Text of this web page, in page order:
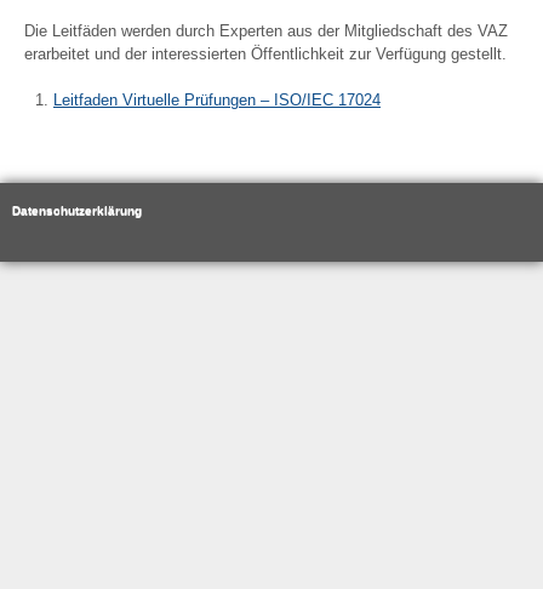
Die Leitfäden werden durch Experten aus der Mitgliedschaft des VAZ
erarbeitet und der interessierten Öffentlichkeit zur Verfügung gestellt.
Leitfaden Virtuelle Prüfungen – ISO/IEC 17024
Datenschutzerklärung